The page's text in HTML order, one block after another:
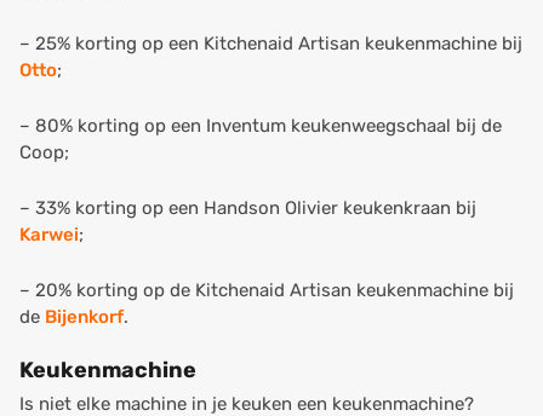
– 25% korting op een Kitchenaid Artisan keukenmachine bij
Otto;
– 80% korting op een Inventum keukenweegschaal bij de
Coop;
– 33% korting op een Handson Olivier keukenkraan bij
Karwei;
– 20% korting op de Kitchenaid Artisan keukenmachine bij
de Bijenkorf.
Keukenmachine
Is niet elke machine in je keuken een keukenmachine?